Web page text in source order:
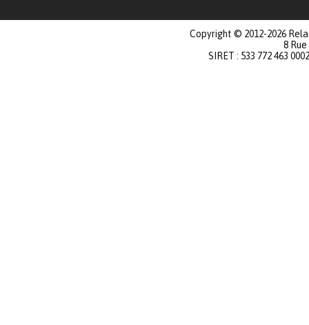
Copyright © 2012-2026
8
SIRET : 533 772 463